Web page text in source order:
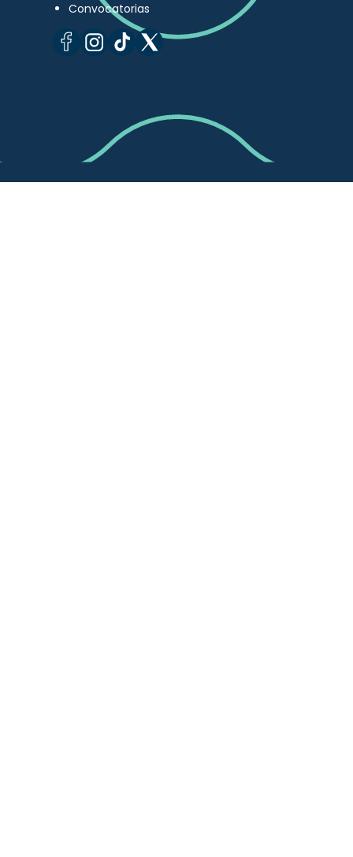
Convocatorias